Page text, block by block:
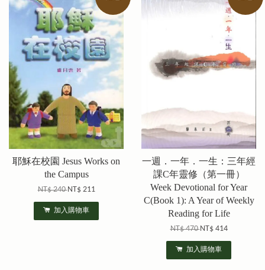
耶穌在校園 Jesus Works on
the Campus
NT$ 240NT$ 211
加入購物車
一週．一年．一生：三年經
課C年靈修（第一冊）
Week Devotional for Year
C(Book 1): A Year of Weekly
Reading for Life
NT$ 470NT$ 414
加入購物車